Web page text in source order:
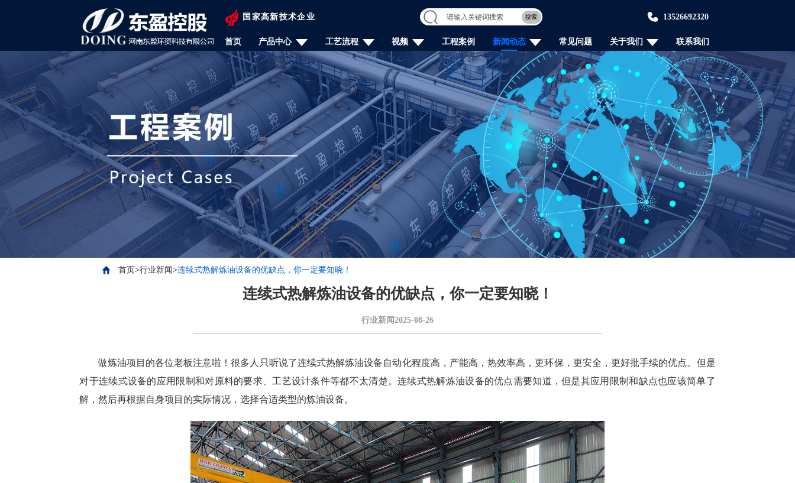
国家高新技术企业 搜索 13526692320
首页 产品中心 工艺流程 视频 工程案例 新闻动态 常见问题 关于我们 联系我们
首页>行业新闻>连续式热解炼油设备的优缺点，你一定要知晓！
连续式热解炼油设备的优缺点，你一定要知晓！
行业新闻 2025-08-26
做炼油项目的各位老板注意啦！很多人只听说了连续式热解炼油设备自动化程度高，产能高，热效率高，更环保，更安全，更好批手续的优点。但是
对于连续式设备的应用限制和对原料的要求、工艺设计条件等都不太清楚。连续式热解炼油设备的优点需要知道，但是其应用限制和缺点也应该简单了
解，然后再根据自身项目的实际情况，选择合适类型的炼油设备。